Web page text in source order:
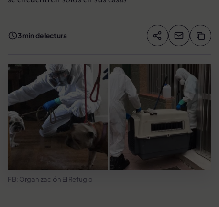
3 min de lectura Compartir
FB: Organización El Refugio